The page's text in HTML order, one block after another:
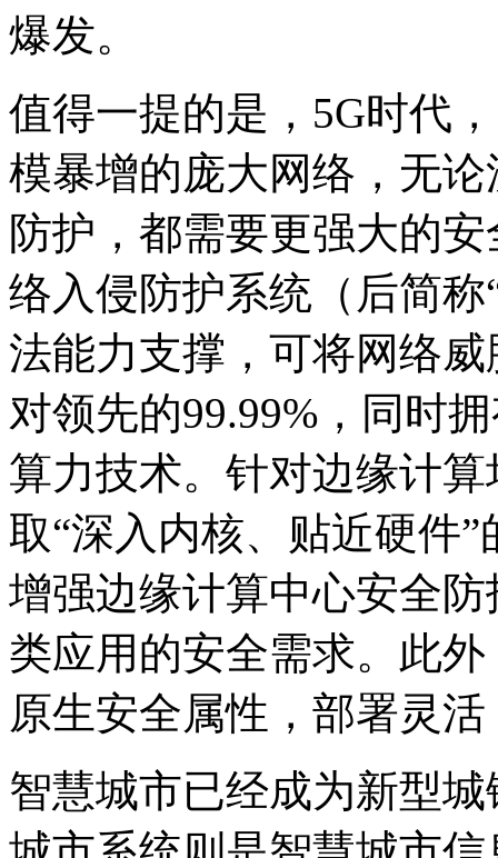
爆发。
值得一提的是，5G时代
模暴增的庞大网络，无
防护，都需要更强大的
络入侵防护系统（后简
法能力支撑，可将网络
对领先的99.99%，同时
算力技术。针对边缘计
取“深入内核、贴近硬件
增强边缘计算中心安全
类应用的安全需求。此
原生安全属性，部署灵
智慧城市已经成为新型